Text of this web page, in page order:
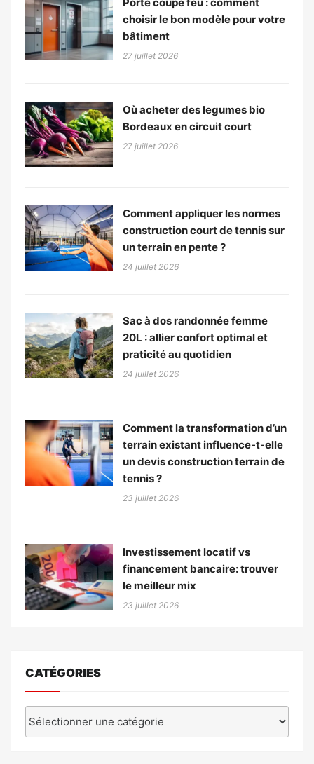
choisir le bon modèle pour votre
bâtiment
27 juillet 2026
Où acheter des legumes bio
Bordeaux en circuit court
27 juillet 2026
Comment appliquer les normes
construction court de tennis sur
un terrain en pente ?
24 juillet 2026
Sac à dos randonnée femme
20L : allier confort optimal et
praticité au quotidien
24 juillet 2026
Comment la transformation d’un
terrain existant influence-t-elle
un devis construction terrain de
tennis ?
23 juillet 2026
Investissement locatif vs
financement bancaire: trouver
le meilleur mix
23 juillet 2026
CATÉGORIES